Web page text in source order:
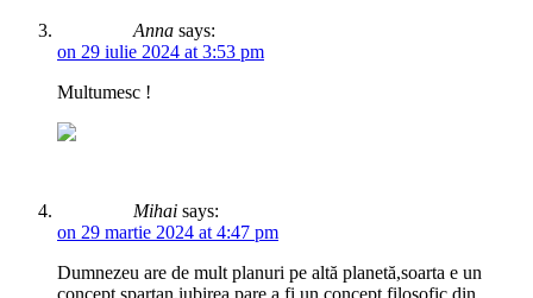
Anna says:
on 29 iulie 2024 at 3:53 pm
Multumesc !
Mihai says:
on 29 martie 2024 at 4:47 pm
Dumnezeu are de mult planuri pe altă planetă,soarta e un
concept spartan,iubirea pare a fi un concept filosofic din